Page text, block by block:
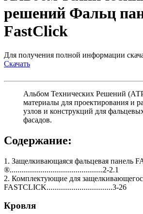
решений Фальц
FastClick
Для получения полной информации
Скачать
Альбом Технических Решений
материалы для проектирования и
узлов и конструкций для
фасадов.
Содержание:
1. Защелкивающаяся фальцевая панель
®................................................2-2.1
2. Комплектующие для
FASTCLICK..................................3-26
Кровля